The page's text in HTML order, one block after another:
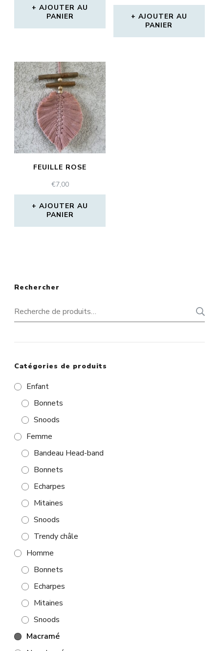
AJOUTER AU
PANIER
AJOUTER AU
PANIER
FEUILLE ROSE
€7,00
AJOUTER AU
PANIER
Rechercher
Recherche
pour :
Catégories de produits
Enfant
Bonnets
Snoods
Femme
Bandeau Head-band
Bonnets
Echarpes
Mitaines
Snoods
Trendy châle
Homme
Bonnets
Echarpes
Mitaines
Snoods
Macramé